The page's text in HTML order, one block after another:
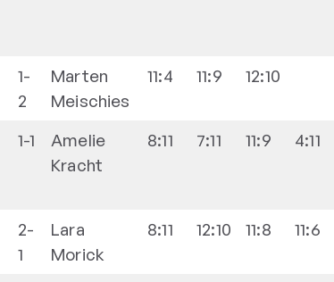
1-
2
Marten
Meischies
11:4 11:9 12:10
1-1
Amelie
Kracht
8:11 7:11 11:9 4:11
2-
1
Lara
Morick
8:11 12:10 11:8 11:6